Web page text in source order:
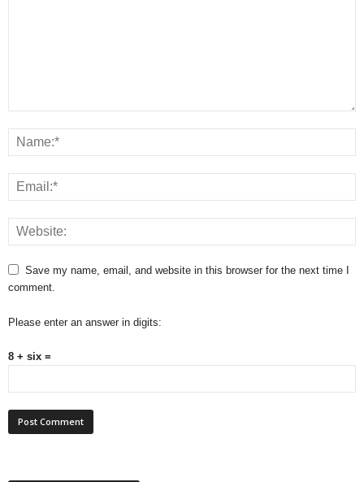
Save my name, email, and website in this browser for the next time I
comment.
Please enter an answer in digits:
8 + six =